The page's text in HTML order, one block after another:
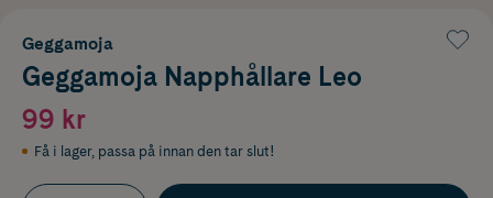
Geggamoja
Geggamoja Napphållare Leo
99 kr
Få i lager, passa på innan den tar slut!